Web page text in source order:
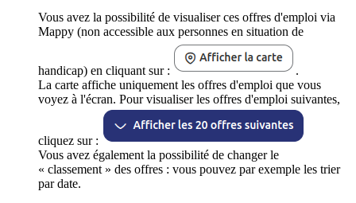
Vous avez la possibilité de visualiser ces offres d'emploi via
Mappy (non accessible aux personnes en situation de
handicap) en cliquant sur :
.
La carte affiche uniquement les offres d'emploi que vous
voyez à l'écran. Pour visualiser les offres d'emploi suivantes,
cliquez sur :
Vous avez également la possibilité de changer le
« classement » des offres : vous pouvez par exemple les trier
par date.